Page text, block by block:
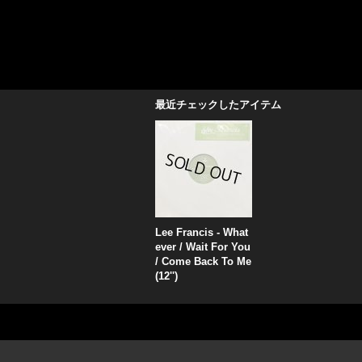
最近チェックしたアイテム
Lee Francis - What
ever / Wait For You
/ Come Back To Me
(12'')